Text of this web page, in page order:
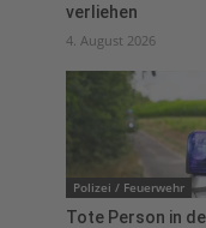
verliehen
4. August 2026
Polizei / Feuerwehr
Tote Person in